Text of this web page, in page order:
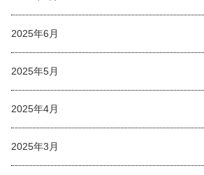
2025年6月
2025年5月
2025年4月
2025年3月